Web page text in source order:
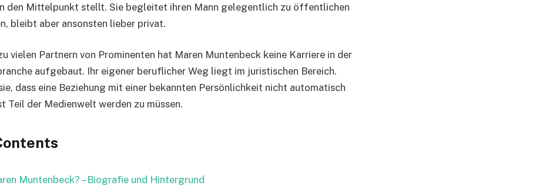
den Mittelpunkt stellt. Sie begleitet ihren Mann gelegentlich zu öffentlichen
bleibt aber ansonsten lieber privat.
vielen Partnern von Prominenten hat Maren Muntenbeck keine Karriere in der
aufgebaut. Ihr eigener beruflicher Weg liegt im juristischen Bereich.
dass eine Beziehung mit einer bekannten Persönlichkeit nicht automatisch
Teil der Medienwelt werden zu müssen.
Muntenbeck? – Biografie und Hintergrund